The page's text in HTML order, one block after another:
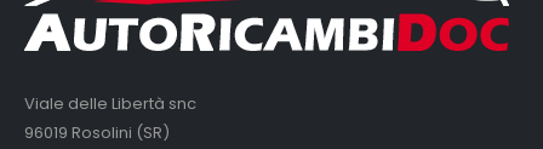
Viale delle Libertà snc
96019 Rosolini (SR)